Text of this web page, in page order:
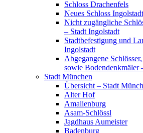
Schloss Drachenfels
Neues Schloss Ingolstadt
Nicht zugängliche
– Stadt Ingolstadt
Stadtbefestigung und
Ingolstadt
Abgegangene
sowie Bodendenkmäler
Stadt München
Übersicht – Stadt
Alter Hof
Amalienburg
Asam-Schlössl
Jagdhaus Aumeister
Badenburg